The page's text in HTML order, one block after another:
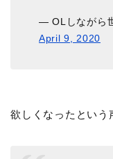
— OLしながら
April 9, 2020
欲しくなったという